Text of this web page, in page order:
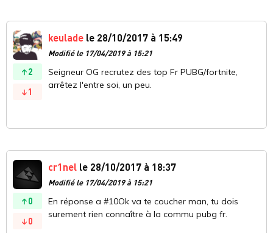
2
1
keulade le 28/10/2017 à 15:49
Modifié le 17/04/2019 à 15:21
Seigneur OG recrutez des top Fr PUBG/fortnite,
arrêtez l'entre soi, un peu.
0
0
cr1nel le 28/10/2017 à 18:37
Modifié le 17/04/2019 à 15:21
En réponse a #10Ok va te coucher man, tu dois
surement rien connaître à la commu pubg fr.